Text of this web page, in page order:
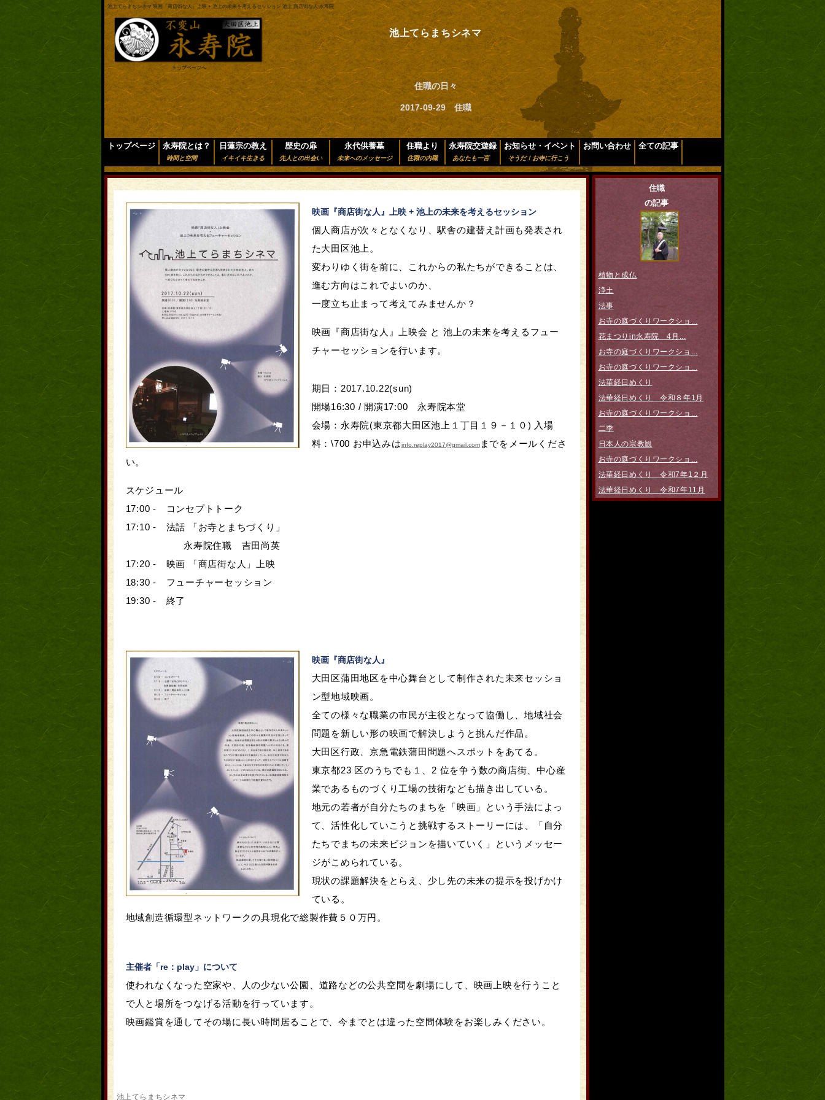
池上てらまちシネマ 映画『商店街な人』上映 + 池上の未来を考えるセッション 池上 商店街な人 永寿院
池上てらまちシネマ
トップページへ
住職の日々
2017-09-29 住職
トップページ 永寿院とは？
時間と空間
日蓮宗の教え
イキイキ生きる
歴史の扉
先人との出会い
永代供養墓
未来へのメッセージ
住職より
住職の内職
永寿院交遊録
あなたも一言
お知らせ・イベント
そうだ！お寺に行こう
お問い合わせ 全ての記事
映画『商店街な人』上映 + 池上の未来を考えるセッション
個人商店が次々となくなり、駅舎の建替え計画も発表され
た大田区池上 。
変わりゆく街を前に、これからの私たちができることは、
進む方向はこれでよいのか、
一度立ち止まって考えてみませんか？
映画『商店街な人 』上映会 と 池上の未来を考えるフュー
チャーセッションを行います。
期日：2017.10.22(sun)
開場16:30 / 開演17:00 永寿院本堂
会場：永寿院(東京都大田区池上 １丁目１９－１０) 入場
料：\700 お申込みはinfo.replay2017@gmail.comまでをメールくださ
い。
スケジュール
17:00 - コンセプトトーク
17:10 - 法話 「お寺とまちづくり」
永寿院住職 吉田尚英
17:20 - 映画 「商店街な人 」上映
18:30 - フューチャーセッション
19:30 - 終了
映画『商店街な人』
大田区蒲田地区を中心舞台として制作された未来セッショ
ン型地域映画。
全ての様々な職業の市民が主役となって協働し、地域社会
問題を新しい形の映画で解決しようと挑んだ作品。
大田区行政、京急電鉄蒲田問題へスポットをあてる。
東京都23 区のうちでも１、2 位を争う数の商店街、中心産
業であるものづくり工場の技術なども描き出している。
地元の若者が自分たちのまちを「映画」という手法によっ
て、活性化していこうと挑戦するストーリーには、「自分
たちでまちの未来ビジョンを描いていく」というメッセー
ジがこめられている。
現状の課題解決をとらえ、少し先の未来の提示を投げかけ
ている。
地域創造循環型ネットワークの具現化で総製作費５０万円。
主催者「re：play」について
使われなくなった空家や、人の少ない公園、道路などの公共空間を劇場にして、映画上映を行うこと
で人と場所をつなげる活動を行っています。
映画鑑賞を通してその場に長い時間居ることで、今までとは違った空間体験をお楽しみください。
池上てらまちシネマ
住職
の記事
植物と成仏
浄土
法事
お寺の庭づくりワークショ...
花まつりin永寿院 4月...
お寺の庭づくりワークショ...
お寺の庭づくりワークショ...
法華経日めくり
法華経日めくり 令和８年1月
お寺の庭づくりワークショ...
二季
日本人の宗教観
お寺の庭づくりワークショ...
法華経日めくり 令和7年1２月
法華経日めくり 令和7年11月